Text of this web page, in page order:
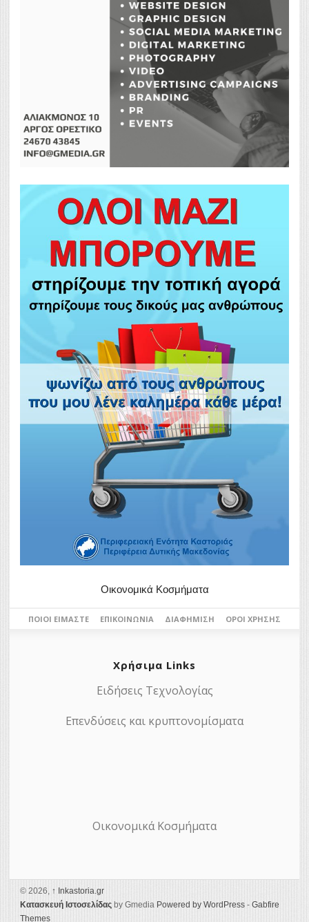
Οικονομικά Κοσμήματα
ΠΟΙΟΙ ΕΊΜΑΣΤΕ ΕΠΙΚΟΙΝΩΝΊΑ ΔΙΑΦΉΜΙΣΗ ΌΡΟΙ ΧΡΉΣΗΣ
Χρήσιμα Links
Ειδήσεις Τεχνολογίας
Επενδύσεις και κρυπτονομίσματα
Οικονομικά Κοσμήματα
© 2026, ↑ Ιnkastoria.gr
Κατασκευή Ιστοσελίδας by Gmedia Powered by WordPress - Gabfire
Themes